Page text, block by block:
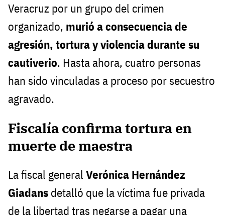
Veracruz por un grupo del crimen
organizado, murió a consecuencia de
agresión, tortura y violencia durante su
cautiverio. Hasta ahora, cuatro personas
han sido vinculadas a proceso por secuestro
agravado.
Fiscalía confirma tortura en
muerte de maestra
La fiscal general Verónica Hernández
Giadans detalló que la víctima fue privada
de la libertad tras negarse a pagar una